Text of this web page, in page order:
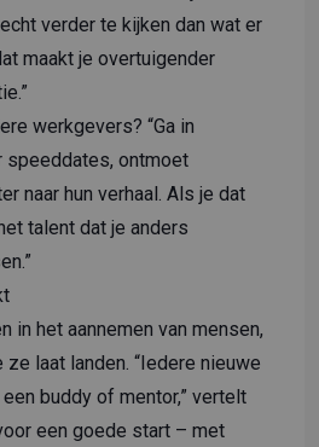
verder te kijken dan wat er
maakt je overtuigender
werkgevers? “Ga in
speeddates, ontmoet
naar hun verhaal. Als je dat
talent dat je anders
in het aannemen van mensen,
ze laat landen. “Iedere nieuwe
buddy of mentor,” vertelt
een goede start – met